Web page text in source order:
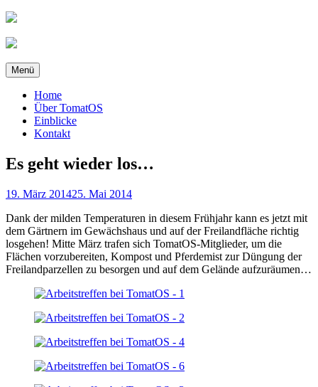
Zum
springen
Menü
Home
Über TomatOS
Einblicke
Kontakt
Es geht wieder los…
Veröffentlicht
19. März 201425. Mai 2014
Dank der milden Temperaturen in diesem Frühjahr kann es jetzt mit
dem Gärtnern im Gewächshaus und auf der Freilandfläche richtig
losgehen! Mitte März trafen sich TomatOS-Mitglieder, um die
Flächen vorzubereiten, Kompost und Pferdemist zur Düngung der
Freilandparzellen zu besorgen und auf dem Gelände aufzuräumen…